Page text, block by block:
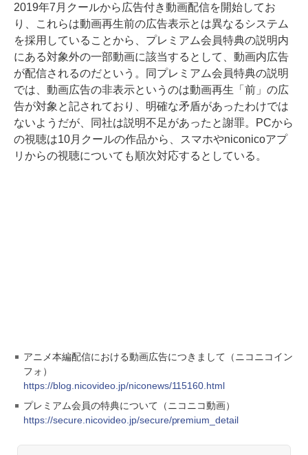
2019年7月クールから広告付き動画配信を開始してお
り、これらは動画再生前の広告表示とは異なるシステム
を採用していることから、プレミアム会員特典の説明内
にある対象外の一部動画に該当するとして、動画内広告
が配信されるのだという。同プレミアム会員特典の説明
では、動画広告の非表示というのは動画再生「前」の広
告が対象と記されており、明確な矛盾があったわけでは
ないようだが、同社は説明不足があったと謝罪。PCから
の視聴は10月クールの作品から、スマホやniconicoアプ
リからの視聴についても順次対応するとしている。
アニメ本編配信における動画広告につきまして（ニコニコイン
フォ）
https://blog.nicovideo.jp/niconews/115160.html
プレミアム会員の特典について（ニコニコ動画）
https://secure.nicovideo.jp/secure/premium_detail